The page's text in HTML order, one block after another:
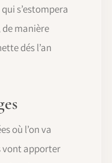
s’estompera
de manière
dés l’an
où l’on va
vont apporter